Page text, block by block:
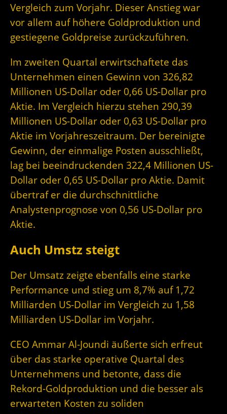
Vergleich zum Vorjahr. Dieser Anstieg war
vor allem auf höhere Goldproduktion und
gestiegene Goldpreise zurückzuführen.
Im zweiten Quartal erwirtschaftete das
Unternehmen einen Gewinn von 326,82
Millionen US-Dollar oder 0,66 US-Dollar pro
Aktie. Im Vergleich hierzu stehen 290,39
Millionen US-Dollar oder 0,63 US-Dollar pro
Aktie im Vorjahreszeitraum. Der bereinigte
Gewinn, der einmalige Posten ausschließt,
lag bei beeindruckenden 322,4 Millionen US-
Dollar oder 0,65 US-Dollar pro Aktie. Damit
übertraf er die durchschnittliche
Analystenprognose von 0,56 US-Dollar pro
Aktie.
Auch Umstz steigt
Der Umsatz zeigte ebenfalls eine starke
Performance und stieg um 8,7% auf 1,72
Milliarden US-Dollar im Vergleich zu 1,58
Milliarden US-Dollar im Vorjahr.
CEO Ammar Al-Joundi äußerte sich erfreut
über das starke operative Quartal des
Unternehmens und betonte, dass die
Rekord-Goldproduktion und die besser als
erwarteten Kosten zu soliden